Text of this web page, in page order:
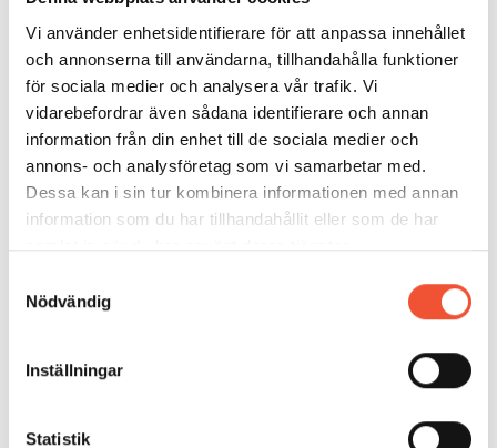
Vi använder enhetsidentifierare för att anpassa innehållet
och annonserna till användarna, tillhandahålla funktioner
för sociala medier och analysera vår trafik. Vi
vidarebefordrar även sådana identifierare och annan
information från din enhet till de sociala medier och
annons- och analysföretag som vi samarbetar med.
Dessa kan i sin tur kombinera informationen med annan
information som du har tillhandahållit eller som de har
samlat in när du har använt deras tjänster.
Nödvändig
Inställningar
Statistik